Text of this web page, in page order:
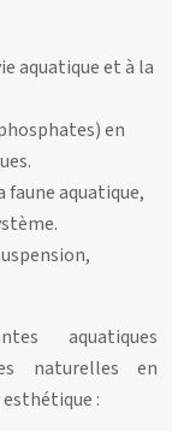
aquatique et à la
en
aquatique,
aquatiques
naturelles en
: